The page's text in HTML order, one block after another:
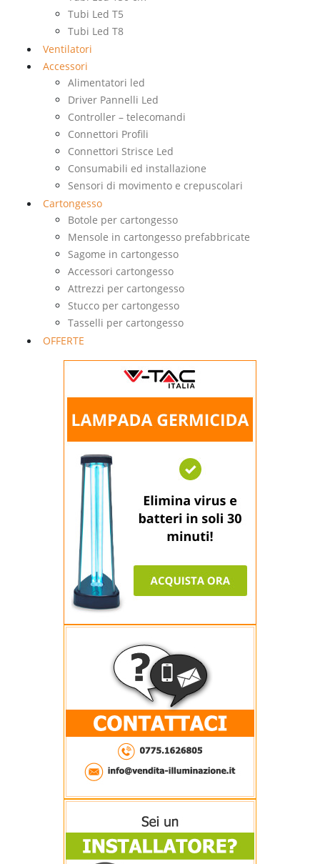
Tubi Led T5
Tubi Led T8
Ventilatori
Accessori
Alimentatori led
Driver Pannelli Led
Controller – telecomandi
Connettori Profili
Connettori Strisce Led
Consumabili ed installazione
Sensori di movimento e crepuscolari
Cartongesso
Botole per cartongesso
Mensole in cartongesso prefabbricate
Sagome in cartongesso
Accessori cartongesso
Attrezzi per cartongesso
Stucco per cartongesso
Tasselli per cartongesso
OFFERTE